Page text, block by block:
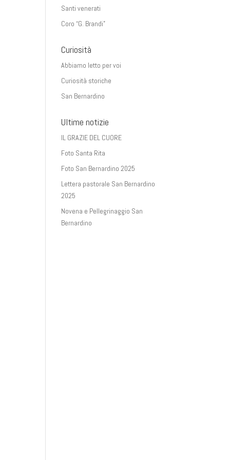
Santi venerati
Coro “G. Brandi”
Curiosità
Abbiamo letto per voi
Curiosità storiche
San Bernardino
Ultime notizie
IL GRAZIE DEL CUORE
Foto Santa Rita
Foto San Bernardino 2025
Lettera pastorale San Bernardino
2025
Novena e Pellegrinaggio San
Bernardino